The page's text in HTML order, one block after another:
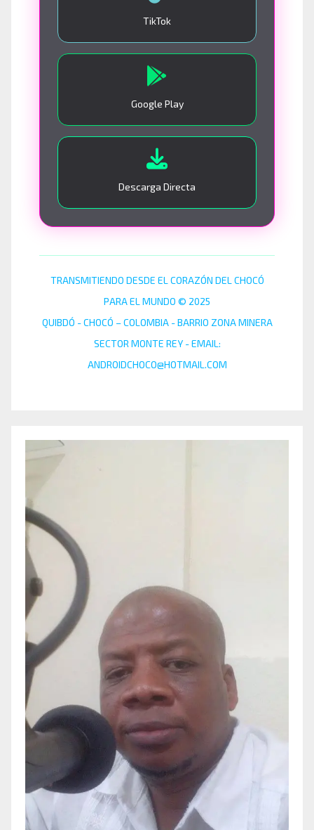
TikTok
Google Play
Descarga Directa
TRANSMITIENDO DESDE EL CORAZÓN DEL CHOCÓ
PARA EL MUNDO © 2025
QUIBDÓ - CHOCÓ – COLOMBIA - BARRIO ZONA MINERA
SECTOR MONTE REY - EMAIL:
ANDROIDCHOCO@HOTMAIL.COM